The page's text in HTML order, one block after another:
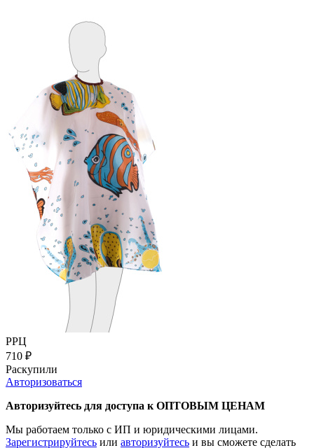
РРЦ
710 ₽
Раскупили
Авторизоваться
Авторизуйтесь для доступа к ОПТОВЫМ ЦЕНАМ
Мы работаем только с ИП и юридическими лицами.
Зарегистрируйтесь или авторизуйтесь и вы сможете сделать